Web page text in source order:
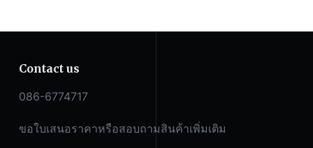
Contact us
086-6774717
ขอใบเสนอราคาหรือสอบถามสินค้าเพิ่มเติม